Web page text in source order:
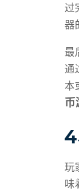
过
器
最
通
本
币
4
玩
味